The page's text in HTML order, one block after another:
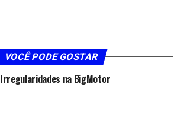
VOCÊ PODE GOSTAR
Irregularidades na BigMotor